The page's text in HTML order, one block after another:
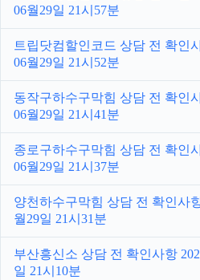
06월29일 21시57분
트립닷컴할인코드 상담 전 확인
06월29일 21시52분
동작구하수구막힘 상담 전 확인
06월29일 21시41분
종로구하수구막힘 상담 전 확인
06월29일 21시37분
양천하수구막힘 상담 전 확인사
월29일 21시31분
부산흥신소 상담 전 확인사항
일 21시10분